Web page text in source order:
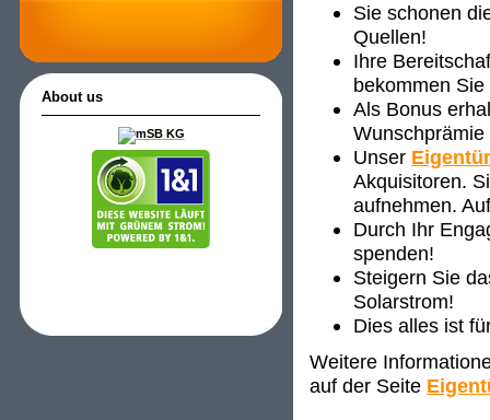
About us
Sie schonen
Quellen!
Ihre
bekommen
Als Bonus
Unser
Akquisitoren.
aufnehmen.
Durch Ihr
spenden!
Steigern Sie
Solarstrom!
Dies alles ist
Weitere
auf der Seite